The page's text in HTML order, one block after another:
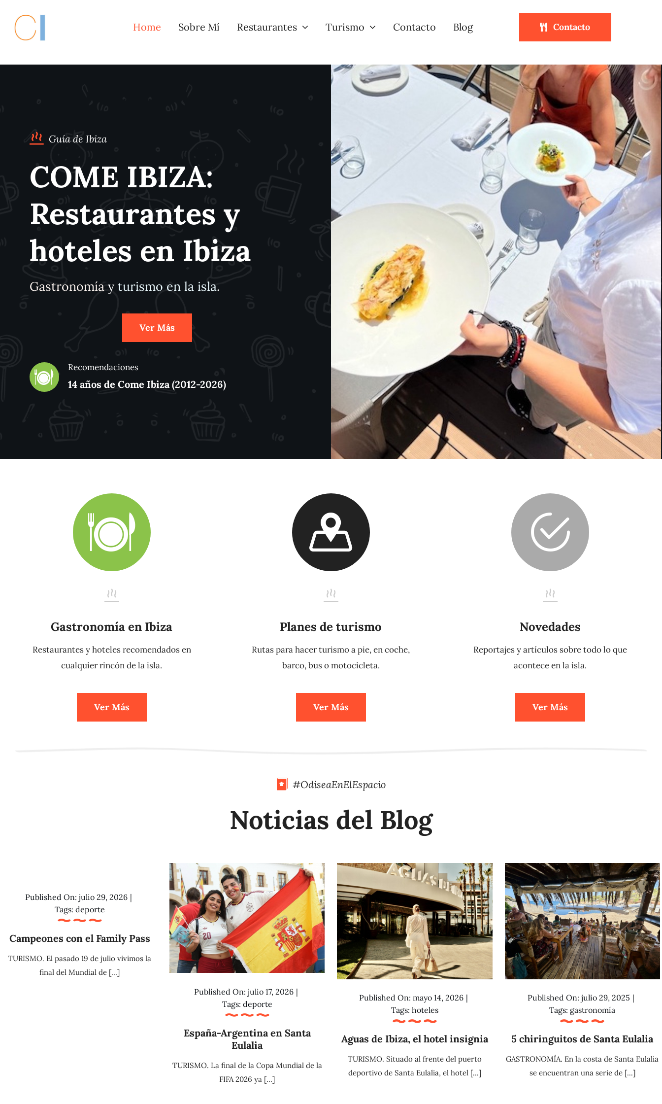
contenido
Home Sobre Mí Restaurantes Turismo Contacto Blog Contacto
Guía de Ibiza
COME IBIZA:
Restaurantes y
hoteles en Ibiza
Gastronomíay turismo en la isla.
Ver Más
Recomendaciones
14 años de Come Ibiza (2012-2026)
Gastronomía en Ibiza
Restaurantes y hoteles recomendados en
cualquier rincón de la isla.
Ver Más
Planes de turismo
Rutas para hacer turismo a pie, en coche,
barco, bus o motocicleta.
Ver Más
Novedades
Reportajes y artículos sobre todo lo que
acontece en la isla.
Ver Más
#OdiseaEnElEspacio
Noticias del Blog
Published On: julio 29, 2026 |
Tags: deporte
Campeones con el Family Pass
TURISMO. El pasado 19 de julio vivimos la
final del Mundial de [...]
Published On: julio 17, 2026 |
Tags: deporte
España-Argentina en Santa
Eulalia
TURISMO. La final de la Copa Mundial de la
FIFA 2026 ya [...]
Published On: mayo 14, 2026 |
Tags:hoteles
Aguas de Ibiza, el hotel insignia
TURISMO. Situado al frente del puerto
deportivo de Santa Eulalia, el hotel [...]
Published On: julio 29, 2025 |
Tags: gastronomía
5 chiringuitos de Santa Eulalia
GASTRONOMÍA. En la costa de Santa Eulalia
se encuentran una serie de [...]